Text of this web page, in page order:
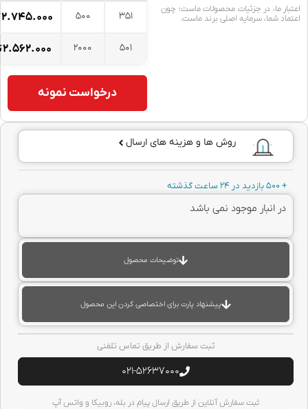
در جزئیات محصولات ماست؛ چون
سرمایه اصلی برند ماست.
351
500 ۲.۷۴۵.۰۰۰تومان
2000 ۲.۵۶۲.۰۰۰تومان
درخواست نمونه
روش ها و هزینه های ارسال
موجود نمی باشد
توضیحات محصول
پیشنهاد پارت برای اختصاصی کردن این محصول
ثبت سفارش از طریق تماس تلفنی
021-52637000
ثبت سفارش آنلاین از طریق ارسال پیام در بله، روبیکا و واتس آپ